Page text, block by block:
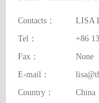
Contacts：
LISA
Tel：
+86
Fax：
None
E-mail：
Country：
China